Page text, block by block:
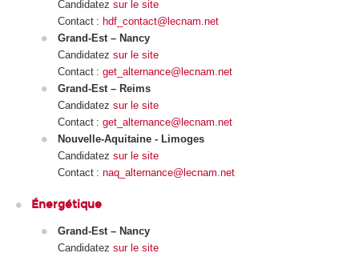
Candidatez sur le site
Contact : hdf_contact@lecnam.net
Grand-Est – Nancy
Candidatez sur le site
Contact : get_alternance@lecnam.net
Grand-Est – Reims
Candidatez sur le site
Contact : get_alternance@lecnam.net
Nouvelle-Aquitaine - Limoges
Candidatez sur le site
Contact : naq_alternance@lecnam.net
Énergétique
Grand-Est – Nancy
Candidatez sur le site